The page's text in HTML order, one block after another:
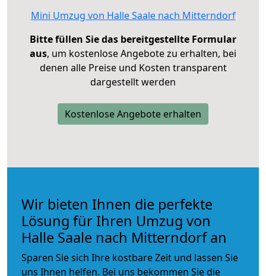
Mini Umzug von Halle Saale nach Mitterndorf
Bitte füllen Sie das bereitgestellte Formular
aus, um kostenlose Angebote zu erhalten, bei
denen alle Preise und Kosten transparent
dargestellt werden
Kostenlose Angebote erhalten
Wir bieten Ihnen die perfekte
Lösung für Ihren Umzug von
Halle Saale nach Mitterndorf an
Sparen Sie sich Ihre kostbare Zeit und lassen Sie
uns Ihnen helfen. Bei uns bekommen Sie die